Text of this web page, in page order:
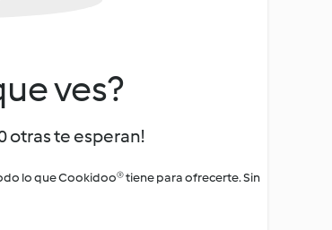
ves?
otras te esperan!
lo que Cookidoo® tiene para ofrecerte. Sin